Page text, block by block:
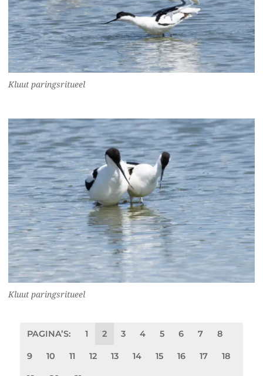
Kluut paringsritueel
Kluut paringsritueel
PAGINA’S: 1 2 3 4 5 6 7 8
9 10 11 12 13 14 15 16 17 18